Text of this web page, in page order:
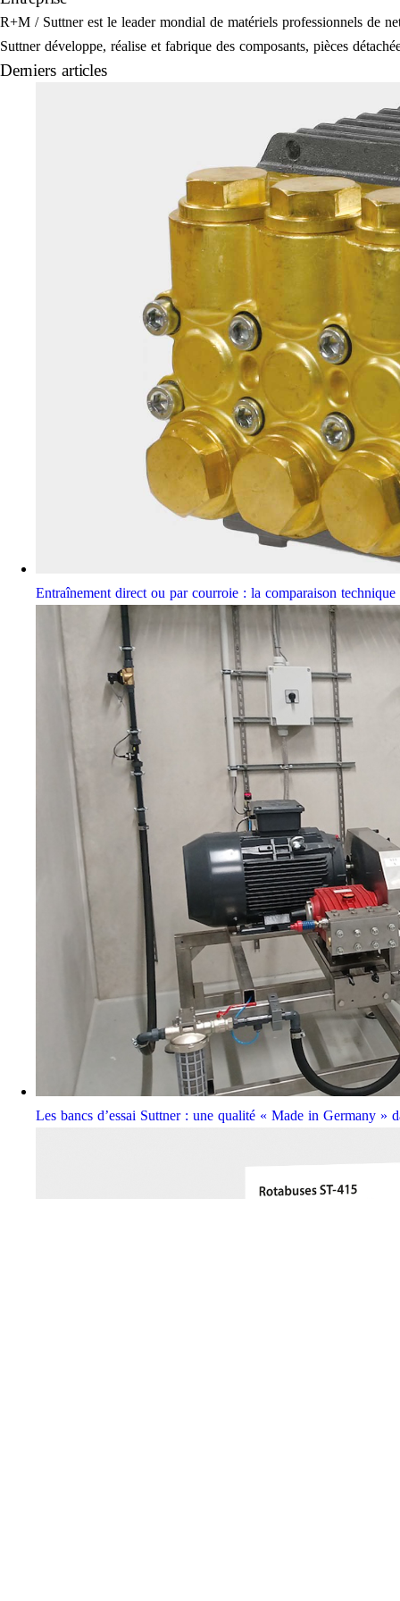
R+M / Suttner est le leader mondial de matériels professionnels de
Suttner développe, réalise et fabrique des composants, pièces
Derniers articles
Entraînement direct ou par courroie : la comparaison technique
Les bancs d’essai Suttner : une qualité « Made in Germany »